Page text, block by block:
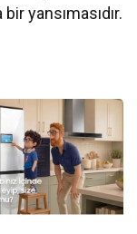
yansımasıdır.